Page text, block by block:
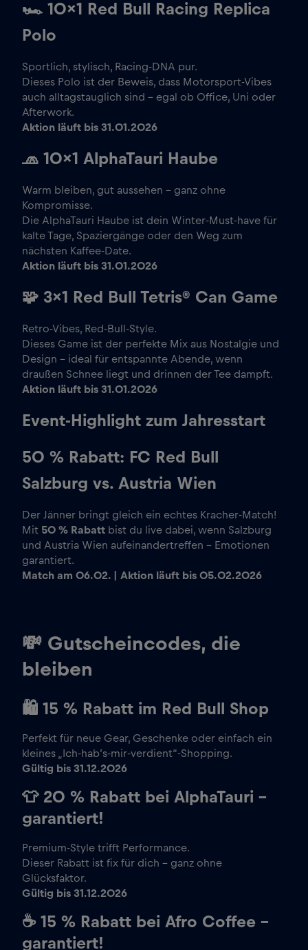
🏎️ 10×1 Red Bull Racing Replica
Polo
Sportlich, stylisch, Racing-DNA pur.
Dieses Polo ist der Beweis, dass Motorsport-Vibes
auch alltagstauglich sind – egal ob Office, Uni oder
Afterwork.
Aktion läuft bis 31.01.2026
🧢 10×1 AlphaTauri Haube
Warm bleiben, gut aussehen – ganz ohne
Kompromisse.
Die AlphaTauri Haube ist dein Winter-Must-have für
kalte Tage, Spaziergänge oder den Weg zum
nächsten Kaffee-Date.
Aktion läuft bis 31.01.2026
🧩 3×1 Red Bull Tetris® Can Game
Retro-Vibes, Red-Bull-Style.
Dieses Game ist der perfekte Mix aus Nostalgie und
Design – ideal für entspannte Abende, wenn
draußen Schnee liegt und drinnen der Tee dampft.
Aktion läuft bis 31.01.2026
Event-Highlight zum Jahresstart
50 % Rabatt: FC Red Bull
Salzburg vs. Austria Wien
Der Jänner bringt gleich ein echtes Kracher-Match!
Mit 50 % Rabatt bist du live dabei, wenn Salzburg
und Austria Wien aufeinandertreffen – Emotionen
garantiert.
Match am 06.02. | Aktion läuft bis 05.02.2026
💸 Gutscheincodes, die
bleiben
🛍️ 15 % Rabatt im Red Bull Shop
Perfekt für neue Gear, Geschenke oder einfach ein
kleines „Ich-hab’s-mir-verdient“-Shopping.
Gültig bis 31.12.2026
👕 20 % Rabatt bei AlphaTauri –
garantiert!
Premium-Style trifft Performance.
Dieser Rabatt ist fix für dich – ganz ohne
Glücksfaktor.
Gültig bis 31.12.2026
☕ 15 % Rabatt bei Afro Coffee –
garantiert!